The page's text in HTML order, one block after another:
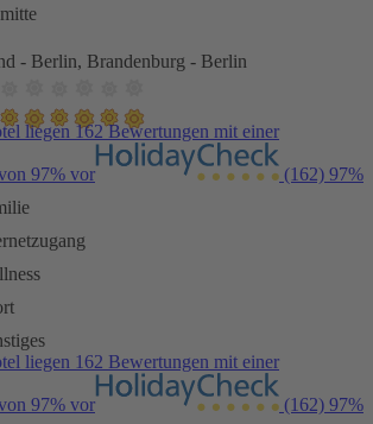
- Berlin, Brandenburg - Berlin
liegen 162 Bewertungen mit einer
97% vor (162) 97%
liegen 162 Bewertungen mit einer
97% vor (162) 97%